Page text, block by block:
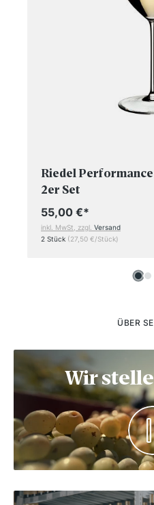
Riedel
2er Set
55,00 €*
inkl. MwSt, zzgl. Versand
2 Stück (27,50 €/Stück)
ÜBER
Wir